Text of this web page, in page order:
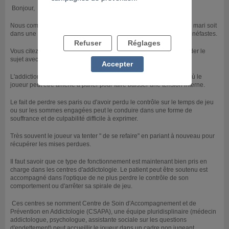
Bonjour,
Nous comprenons que votre situation soit difficile, le fait que votre mari soit
dans une addiction aux paris sportifs entraine des conséquences néfastes.
Vous citez les difficultés financières, les disputes et le fait qu'aborder le
sujet avec lui n'est pas simple.
L'addiction comportementale au jeu est souvent un phénomène où le
joueur peut être amené à parier pour faire baisser une tension interne.
Le fait de perdre ses paris ou d'avoir perdu le contrôle sur le temps de jeu
ou sur les sommes engagées peut le conduire dans une forme de
souffrance et de culpabilité difficile à exprimer.
Très souvent le joueur va tenter " de se refaire" en pariant à nouveau pour
récupérer les mises perdues.
Il faut savoir que ce type de fonctionnement est maintenant bien pris en
charge dans les centres d'addictologie. Le patient peut être soutenu est
accompagné dans l'optique de ne plus perdre le contrôle de son
comportement ou d'arrêter sa spirale de jeu.
Ces centres se nomment Centre de Soin d'Accompagnement et de
Prévention en Addictologie (CSAPA), une équipe pluridisplinaire (médecin
addictologue, psychologue, assistante sociale sur les questions
Refuser Réglages
Accepter